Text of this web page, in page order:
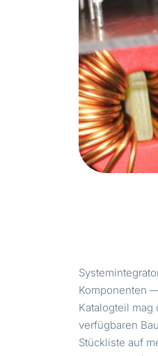
Komponenten
Katalogteil
verfügbaren
Stückliste auf